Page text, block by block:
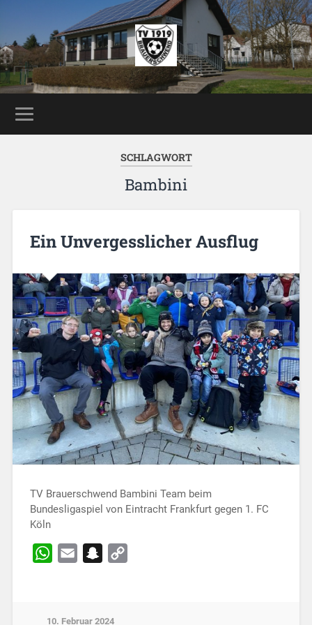
SCHLAGWORT
Bambini
Ein Unvergesslicher Ausflug
TV Brauerschwend Bambini Team beim
Bundesligaspiel von Eintracht Frankfurt gegen 1. FC
Köln
WhatsApp
Email Snapchat
10. Februar 2024